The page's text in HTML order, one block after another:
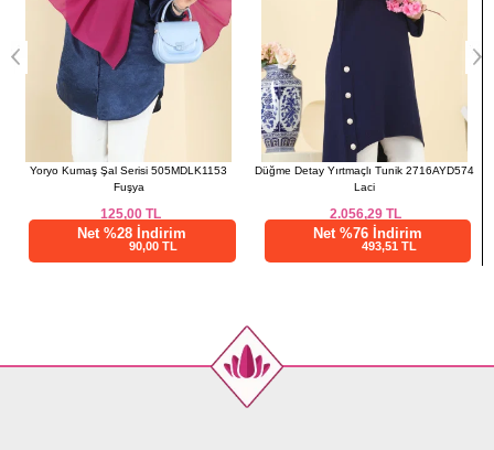
Yoryo Kumaş Şal Serisi 505MDLK1153
Fuşya
125,00TL
Net %28 İndirim
90,00 TL
Düğme Detay Yırtmaçlı Tunik 2716AYD574
Laci
2.056,29 TL
Net %76 İndirim
493,51 TL